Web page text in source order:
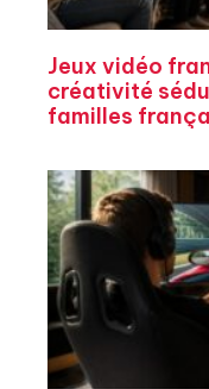
Jeux vidéo
créativité
familles